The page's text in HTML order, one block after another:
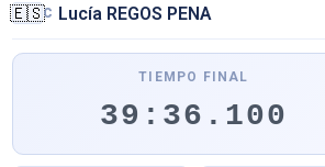
🇪🇸C Lucía REGOS PENA
TIEMPO FINAL
39:36.100